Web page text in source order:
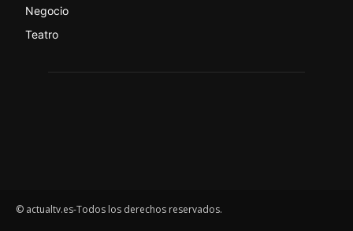
Negocio
Teatro
© actualtv.es-Todos los derechos reservados.